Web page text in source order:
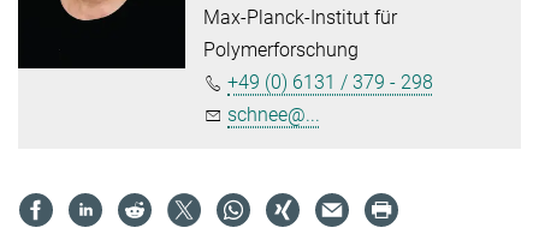
Max-Planck-Institut für
Polymerforschung
+49 (0) 6131 / 379 - 298
schnee@...